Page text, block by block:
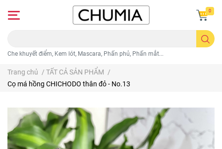
Che khuyết điểm, Kem lót, Mascara, Phấn phủ, Phấn mắt...
0
Trang chủ / TẤT CẢ SẢN PHẨM /
Cọ má hồng CHICHODO thân đỏ - No.13